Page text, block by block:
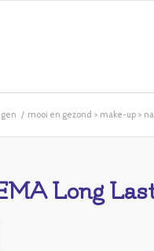
/ mooi en gezond > make-up >
Long